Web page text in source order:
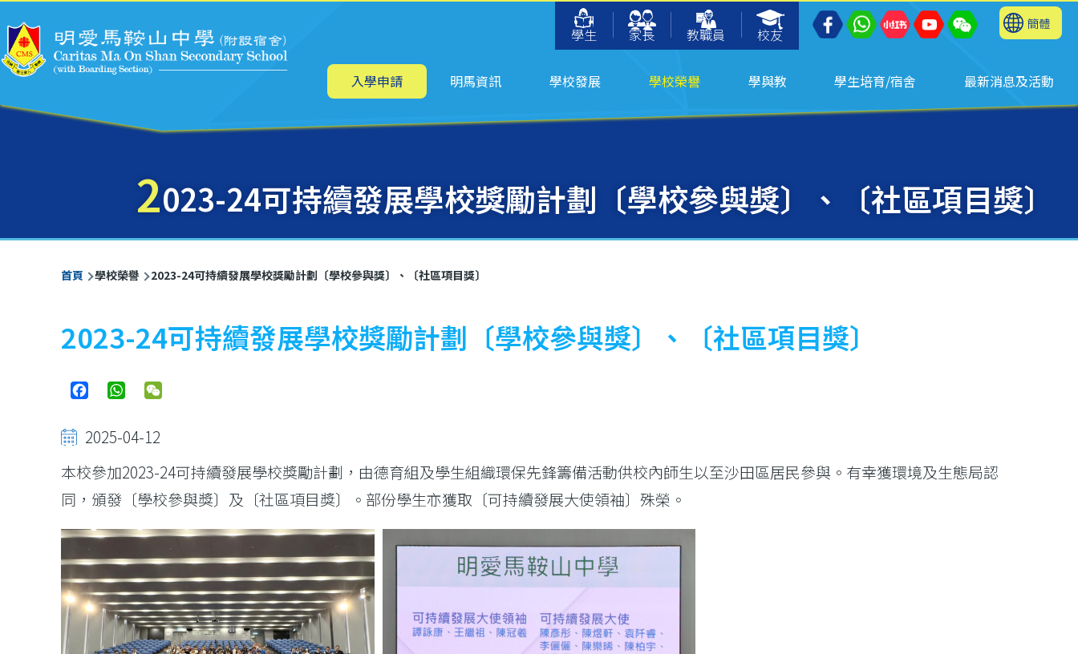
學生
家長 教職員 校友
簡體
主
航 入學申請 明馬資訊 學校發展 學校榮譽 學與教 學生培育/宿舍 最新消息及活動
2023-24可持續發展學校獎勵計劃〔學校參與獎〕、〔社區項目獎〕
導
航
連
結
首頁 學校榮譽 2023-24可持續發展學校獎勵計劃〔學校參與獎〕、〔社區項目獎〕
2023-24可持續發展學校獎勵計劃〔學校參與獎〕、〔社區項目獎〕
FacebookWhatsApp
2025-04-12
本校參加2023-24可持續發展學校獎勵計劃，由德育組及學生組織環保先鋒籌備活動供校內師生以至沙田區居民參與。有幸獲環境及生態局認
同，頒發〔學校參與獎〕及〔社區項目獎〕。部份學生亦獲取〔可持續發展大使領袖〕殊榮。